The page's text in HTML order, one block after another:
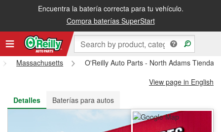
Encuentra la batería correcta para tu vehículo.
Compra baterías SuperStart
Recibe tu orden gratis al día siguiente o recógela en la tienda
Massachusetts
O'Reilly Auto Parts - North Adams Tienda
View page in English
Detalles
Baterías para autos